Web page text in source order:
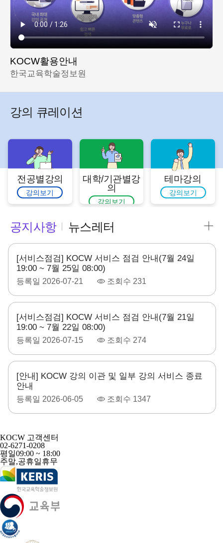
KOCW활용안내
한국교육학술정보원
강의 큐레이션
전공별강의
강의보기
대학/기관별강
의
강의보기
테마강의
강의보기
공지사항 뉴스레터
[서비스점검] KOCW 서비스 점검 안내(7월 24일
19:00 ~ 7월 25일 08:00)
등록일 2026-07-21 조회수 231
[서비스점검] KOCW 서비스 점검 안내(7월 21일
19:00 ~ 7월 22일 08:00)
등록일 2026-07-15 조회수 274
[안내] KOCW 강의 이관 및 일부 강의 서비스 종료
안내
등록일 2026-06-05 조회수 1347
KOCW 고객센터
02-6271-0208
평일09:00 ~ 18:00
주말,공휴일휴무